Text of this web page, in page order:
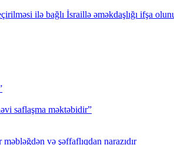
ilə bağlı İsraillə əməkdaşlığı ifşa
saflaşma məktəbidir”
və şəffaflıqdan narazıdır